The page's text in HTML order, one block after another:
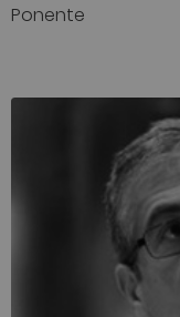
Ponente